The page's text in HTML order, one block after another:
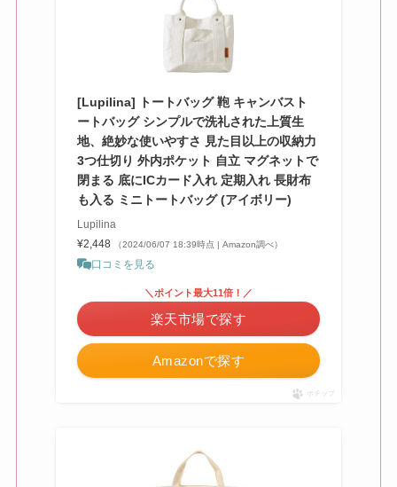
[Lupilina] トートバッグ 鞄 キャンバスト
ートバッグ シンプルで洗礼された上質生
地、絶妙な使いやすさ 見た目以上の収納力
3つ仕切り 外内ポケット 自立 マグネットで
閉まる 底にICカード入れ 定期入れ 長財布
も入る ミニトートバッグ (アイボリー)
Lupilina
¥2,448
（2024/06/07 18:39時点 | Amazon調べ）
口コミを見る
Amazonで探す
＼ポイント最大11倍！／
楽天市場で探す
ポチップ